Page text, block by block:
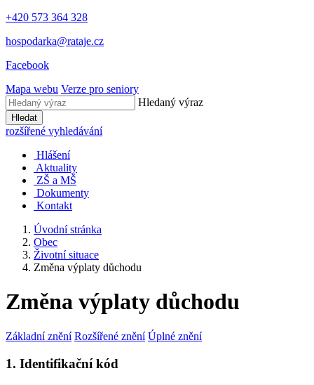
+420 573 364 328
hospodarka@rataje.cz
Facebook
Mapa webu Verze pro seniory
Hledaný výraz
Hledat
rozšířené vyhledávání
Hlášení
Aktuality
ZŠ a MŠ
Dokumenty
Kontakt
Úvodní stránka
Obec
Životní situace
Změna výplaty důchodu
Změna výplaty důchodu
Základní znění Rozšířené znění Úplné znění
1. Identifikační kód